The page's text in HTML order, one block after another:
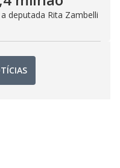
deputada Rita Zambelli